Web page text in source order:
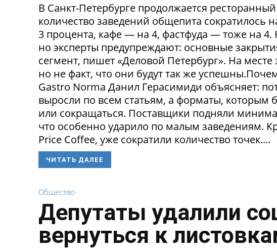
В Санкт-Петербурге продолжается
количество заведений общепита сократилось
3 процента, кафе — на 4, фастфуда — тоже на
но эксперты предупреждают: основные
сегмент, пишет «Деловой Петербург». На
но не факт, что они будут так же
Gastro Norma Данил Герасимиди объясняет:
выросли по всем статьям, а форматы, которым
или сокращаться. Поставщики подняли
что особенно ударило по малым заведениям.
Price Coffee, уже сократили количество точек....
ЧИТАТЬ ДАЛЕЕ
Общество
Депутаты удалили
вернуться к